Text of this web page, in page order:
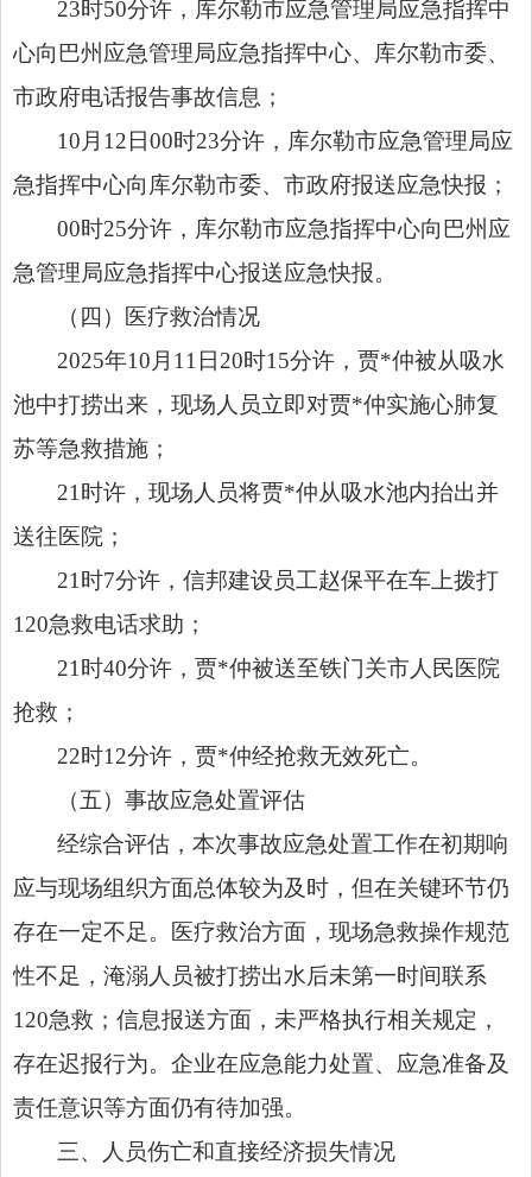
23时50分许，库尔勒市应急管理局应急指挥中
心向巴州应急管理局应急指挥中心、 库尔勒市委、
市政府电话报告事故信息；
10月12日00时23分许，库尔勒市应急管理局应
急指挥中心向 库尔勒市委、市政府报送应急快报；
00时25分许，库尔勒市应急指挥中心向巴州应
急管理局应急指挥中心报送应急快报。
（四）医疗救治情况
2025年10月11日20时15分许，贾*仲被从吸水
池中打捞出来，现场人员立即对贾*仲实施心肺复
苏等急救措施；
21时许，现场人员将贾*仲从吸水池内抬出并
送往医院；
21时7分许，信邦建设员工赵保平在车上拨打
120急救电话求助；
21时40分许，贾*仲被送至铁门关市人民医院
抢救；
22时12分许，贾*仲经抢救无效死亡。
（五）事故应急处置评估
经综合评估，本次事故应急处置工作在初期响
应与现场组织方面总体较为及时，但在关键环节仍
存在一定不足。医疗救治方面，现场急救操作规范
性不足，淹溺人员被打捞出水后未第一时间联系
120急救；信息报送方面，未严格执行相关规定，
存在迟报行为。企业在应急能力处置、应急准备及
责任意识等方面仍有待加强。
三、人员伤亡和直接经济损失情况